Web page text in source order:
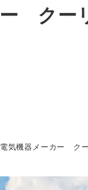
クー
電気機器メーカー ク